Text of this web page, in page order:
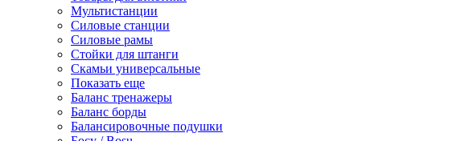
Мультистанции
Силовые станции
Силовые рамы
Стойки для штанги
Скамьи универсальные
Показать еще
Баланс тренажеры
Баланс борды
Балансировочные подушки